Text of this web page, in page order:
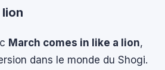
lion
March comes in like a lion,
dans le monde du Shogi.